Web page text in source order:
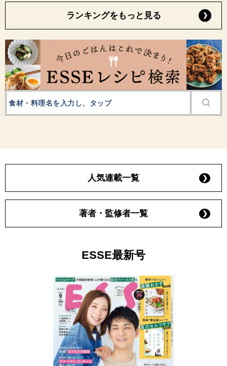
ランキングをもっと見る
人気連載一覧
著者・監修者一覧
ESSE最新号